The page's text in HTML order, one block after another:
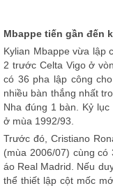
Mbappe tiến gần đến
Kylian Mbappe vừa lập
2 trước Celta Vigo ở
có 36 pha lập công
nhiều bàn thắng nhất
Nha đúng 1 bàn. Kỷ
ở mùa 1992/93.
Trước đó, Cristiano
(mùa 2006/07) cùng
áo Real Madrid. Nếu
thể thiết lập cột mốc